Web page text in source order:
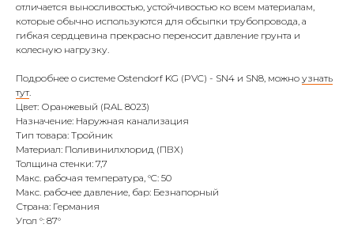
отличается выносливостью, устойчивостью ко всем материалам,
которые обычно используются для обсыпки трубопровода, а
гибкая сердцевина прекрасно переносит давление грунта и
колесную нагрузку.
Подробнее о системе Ostendorf KG (PVC) - SN4 и SN8, можно узнать
тут.
Цвет: Оранжевый (RAL 8023)
Назначение: Наружная канализация
Тип товара: Тройник
Материал: Поливинилхлорид (ПВХ)
Толщина стенки: 7,7
Макс. рабочая температура, °C: 50
Макс. рабочее давление, бар: Безнапорный
Страна: Германия
Угол °: 87°